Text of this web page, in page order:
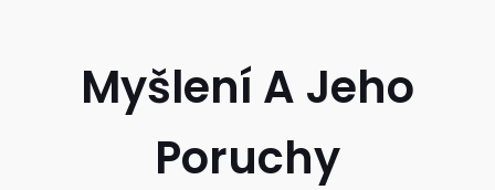
Myšlení A Jeho
Poruchy